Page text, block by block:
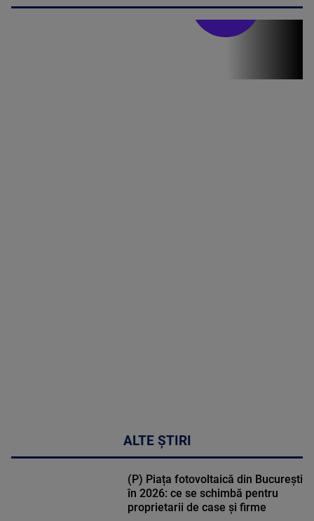
ALTE ȘTIRI
(P) Piața fotovoltaică din București
în 2026: ce se schimbă pentru
proprietarii de case și firme